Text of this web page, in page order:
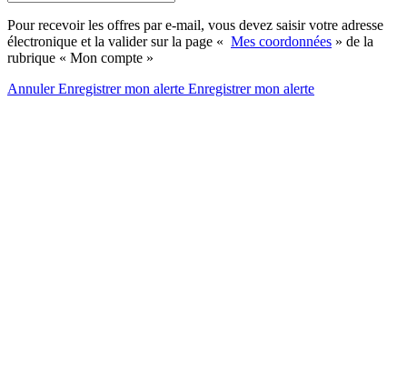
Pour recevoir les offres par e-mail, vous devez saisir votre adresse
électronique et la valider sur la page « Mes coordonnées » de la
rubrique « Mon compte »
AnnulerEnregistrer mon alerte Enregistrermon alerte